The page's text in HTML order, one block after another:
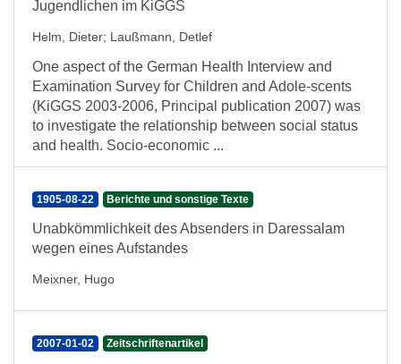
Jugendlichen im KiGGS
Helm, Dieter; Laußmann, Detlef
One aspect of the German Health Interview and
Examination Survey for Children and Adole-scents
(KiGGS 2003-2006, Principal publication 2007) was
to investigate the relationship between social status
and health. Socio-economic ...
1905-08-22 Berichte und sonstige Texte
Unabkömmlichkeit des Absenders in Daressalam
wegen eines Aufstandes
Meixner, Hugo
2007-01-02 Zeitschriftenartikel